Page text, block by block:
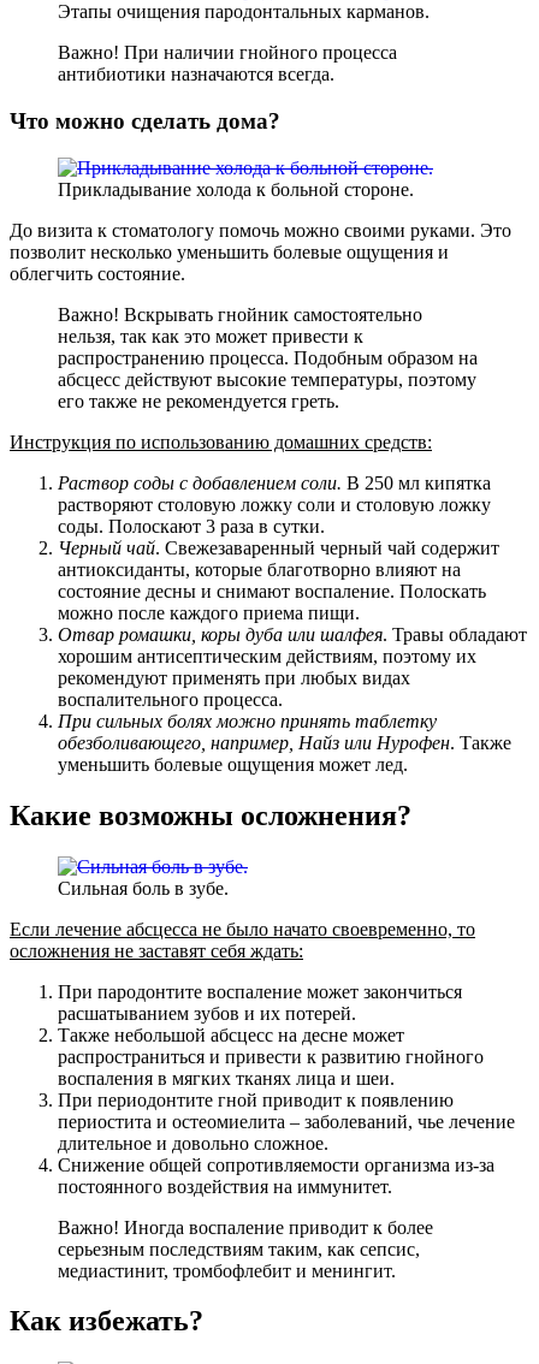
Этапы очищения пародонтальных карманов.
Важно! При наличии гнойного процесса
антибиотики назначаются всегда.
Что можно сделать дома?
Прикладывание холода к больной стороне.
До визита к стоматологу помочь можно своими руками. Это
позволит несколько уменьшить болевые ощущения и
облегчить состояние.
Важно! Вскрывать гнойник самостоятельно
нельзя, так как это может привести к
распространению процесса. Подобным образом на
абсцесс действуют высокие температуры, поэтому
его также не рекомендуется греть.
Инструкция по использованию домашних средств:
Раствор соды с добавлением соли. В 250 мл кипятка
растворяют столовую ложку соли и столовую ложку
соды. Полоскают 3 раза в сутки.
Черный чай. Свежезаваренный черный чай содержит
антиоксиданты, которые благотворно влияют на
состояние десны и снимают воспаление. Полоскать
можно после каждого приема пищи.
Отвар ромашки, коры дуба или шалфея. Травы обладают
хорошим антисептическим действиям, поэтому их
рекомендуют применять при любых видах
воспалительного процесса.
При сильных болях можно принять таблетку
обезболивающего, например, Найз или Нурофен. Также
уменьшить болевые ощущения может лед.
Какие возможны осложнения?
Сильная боль в зубе.
Если лечение абсцесса не было начато своевременно, то
осложнения не заставят себя ждать:
При пародонтите воспаление может закончиться
расшатыванием зубов и их потерей.
Также небольшой абсцесс на десне может
распространиться и привести к развитию гнойного
воспаления в мягких тканях лица и шеи.
При периодонтите гной приводит к появлению
периостита и остеомиелита – заболеваний, чье лечение
длительное и довольно сложное.
Снижение общей сопротивляемости организма из-за
постоянного воздействия на иммунитет.
Важно! Иногда воспаление приводит к более
серьезным последствиям таким, как сепсис,
медиастинит, тромбофлебит и менингит.
Как избежать?